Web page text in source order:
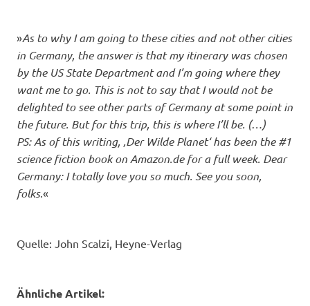
»As to why I am going to these cities and not other cities
in Germany, the answer is that my itinerary was chosen
by the US State Department and I’m going where they
want me to go. This is not to say that I would not be
delighted to see other parts of Germany at some point in
the future. But for this trip, this is where I’ll be. (…)
PS: As of this writing, ‚Der Wilde Planet‘ has been the #1
science fiction book on Amazon.de for a full week. Dear
Germany: I totally love you so much. See you soon,
folks.«
Quelle: John Scalzi, Heyne-Verlag
Ähnliche Artikel: